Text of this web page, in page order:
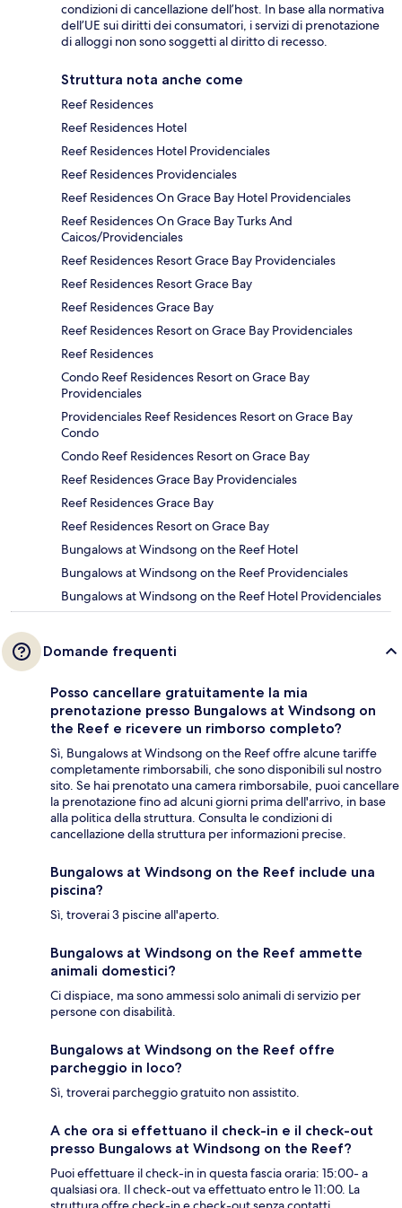
condizioni di cancellazione dell’host. In base alla normativa
dell’UE sui diritti dei consumatori, i servizi di prenotazione
di alloggi non sono soggetti al diritto di recesso.
Struttura nota anche come
Reef Residences
Reef Residences Hotel
Reef Residences Hotel Providenciales
Reef Residences Providenciales
Reef Residences On Grace Bay Hotel Providenciales
Reef Residences On Grace Bay Turks And
Caicos/Providenciales
Reef Residences Resort Grace Bay Providenciales
Reef Residences Resort Grace Bay
Reef Residences Grace Bay
Reef Residences Resort on Grace Bay Providenciales
Reef Residences
Condo Reef Residences Resort on Grace Bay
Providenciales
Providenciales Reef Residences Resort on Grace Bay
Condo
Condo Reef Residences Resort on Grace Bay
Reef Residences Grace Bay Providenciales
Reef Residences Grace Bay
Reef Residences Resort on Grace Bay
Bungalows at Windsong on the Reef Hotel
Bungalows at Windsong on the Reef Providenciales
Bungalows at Windsong on the Reef Hotel Providenciales
Domande frequenti
Posso cancellare gratuitamente la mia
prenotazione presso Bungalows at Windsong on
the Reef e ricevere un rimborso completo?
Sì, Bungalows at Windsong on the Reef offre alcune tariffe
completamente rimborsabili, che sono disponibili sul nostro
sito. Se hai prenotato una camera rimborsabile, puoi cancellare
la prenotazione fino ad alcuni giorni prima dell'arrivo, in base
alla politica della struttura. Consulta le condizioni di
cancellazione della struttura per informazioni precise.
Bungalows at Windsong on the Reef include una
piscina?
Sì, troverai 3 piscine all'aperto.
Bungalows at Windsong on the Reef ammette
animali domestici?
Ci dispiace, ma sono ammessi solo animali di servizio per
persone con disabilità.
Bungalows at Windsong on the Reef offre
parcheggio in loco?
Sì, troverai parcheggio gratuito non assistito.
A che ora si effettuano il check-in e il check-out
presso Bungalows at Windsong on the Reef?
Puoi effettuare il check-in in questa fascia oraria: 15:00- a
qualsiasi ora. Il check-out va effettuato entro le 11:00. La